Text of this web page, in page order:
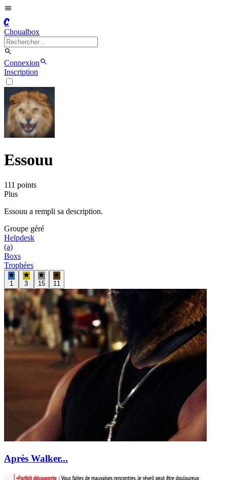
C
Choualbox
Connexion
Inscription
Essouu
111 points
Plus
Essouu a rempli sa description.
Groupe géré
Helpdesk
(a)
Boxs
Trophées
1 3 15 11
Après Walker...